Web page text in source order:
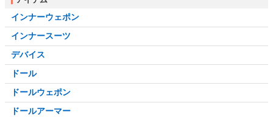
インナーウェポン
インナースーツ
デバイス
ドール
ドールウェポン
ドールアーマー